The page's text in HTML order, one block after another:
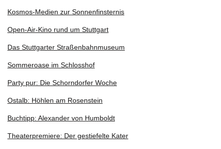
Kosmos-Medien zur Sonnenfinsternis
Open-Air-Kino rund um Stuttgart
Das Stuttgarter Straßenbahnmuseum
Sommeroase im Schlosshof
Party pur: Die Schorndorfer Woche
Ostalb: Höhlen am Rosenstein
Buchtipp: Alexander von Humboldt
Theaterpremiere: Der gestiefelte Kater